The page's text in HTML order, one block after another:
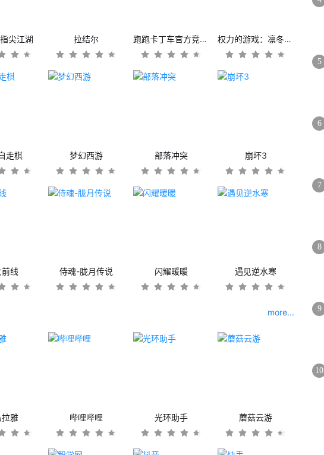
尖江湖 拉结尔 跑跑卡丁车官方竞速版 权力的游戏：凛冬将至
走棋 梦幻西游 部落冲突 崩坏3
线 侍魂-胧月传说 闪耀暖暖 遇见逆水寒
more...
雅 哔哩哔哩 光环助手 蘑菇云游
5
6
7
8
9
10